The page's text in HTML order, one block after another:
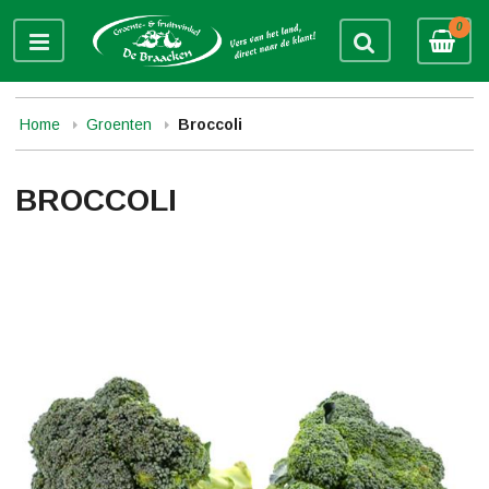
0
Home Groenten Broccoli
BROCCOLI